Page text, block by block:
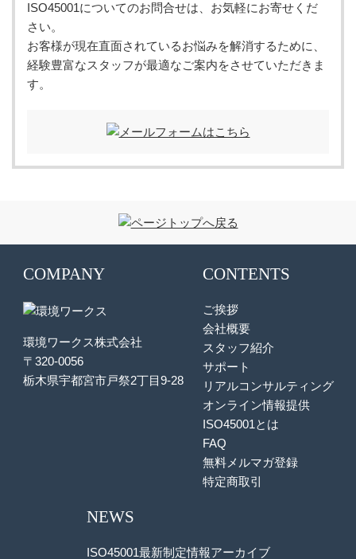
ISO45001についてのお問合せは、お気軽にお寄せくだ
さい。
お客様が現在直面されているお悩みを解消するために、
経験豊富なスタッフが最適なご案内をさせていただきま
す。
COMPANY
環境ワークス株式会社
〒320-0056
栃木県宇都宮市戸祭2丁目9-28
CONTENTS
ご挨拶
会社概要
スタッフ紹介
サポート
リアルコンサルティング
オンライン情報提供
ISO45001とは
FAQ
無料メルマガ登録
特定商取引
NEWS
ISO45001最新制定情報アーカイブ